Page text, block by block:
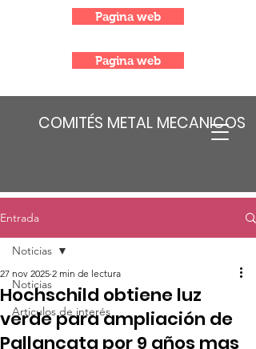
COMITÉS METAL MECANICOS
Pagina web
Pagina web
Entrada
Noticias
Articulos de interés
Noticias
Hochschild obtiene luz
verde para ampliación de
Pallancata por 9 años mas
27 nov 2025 2 min de lectura